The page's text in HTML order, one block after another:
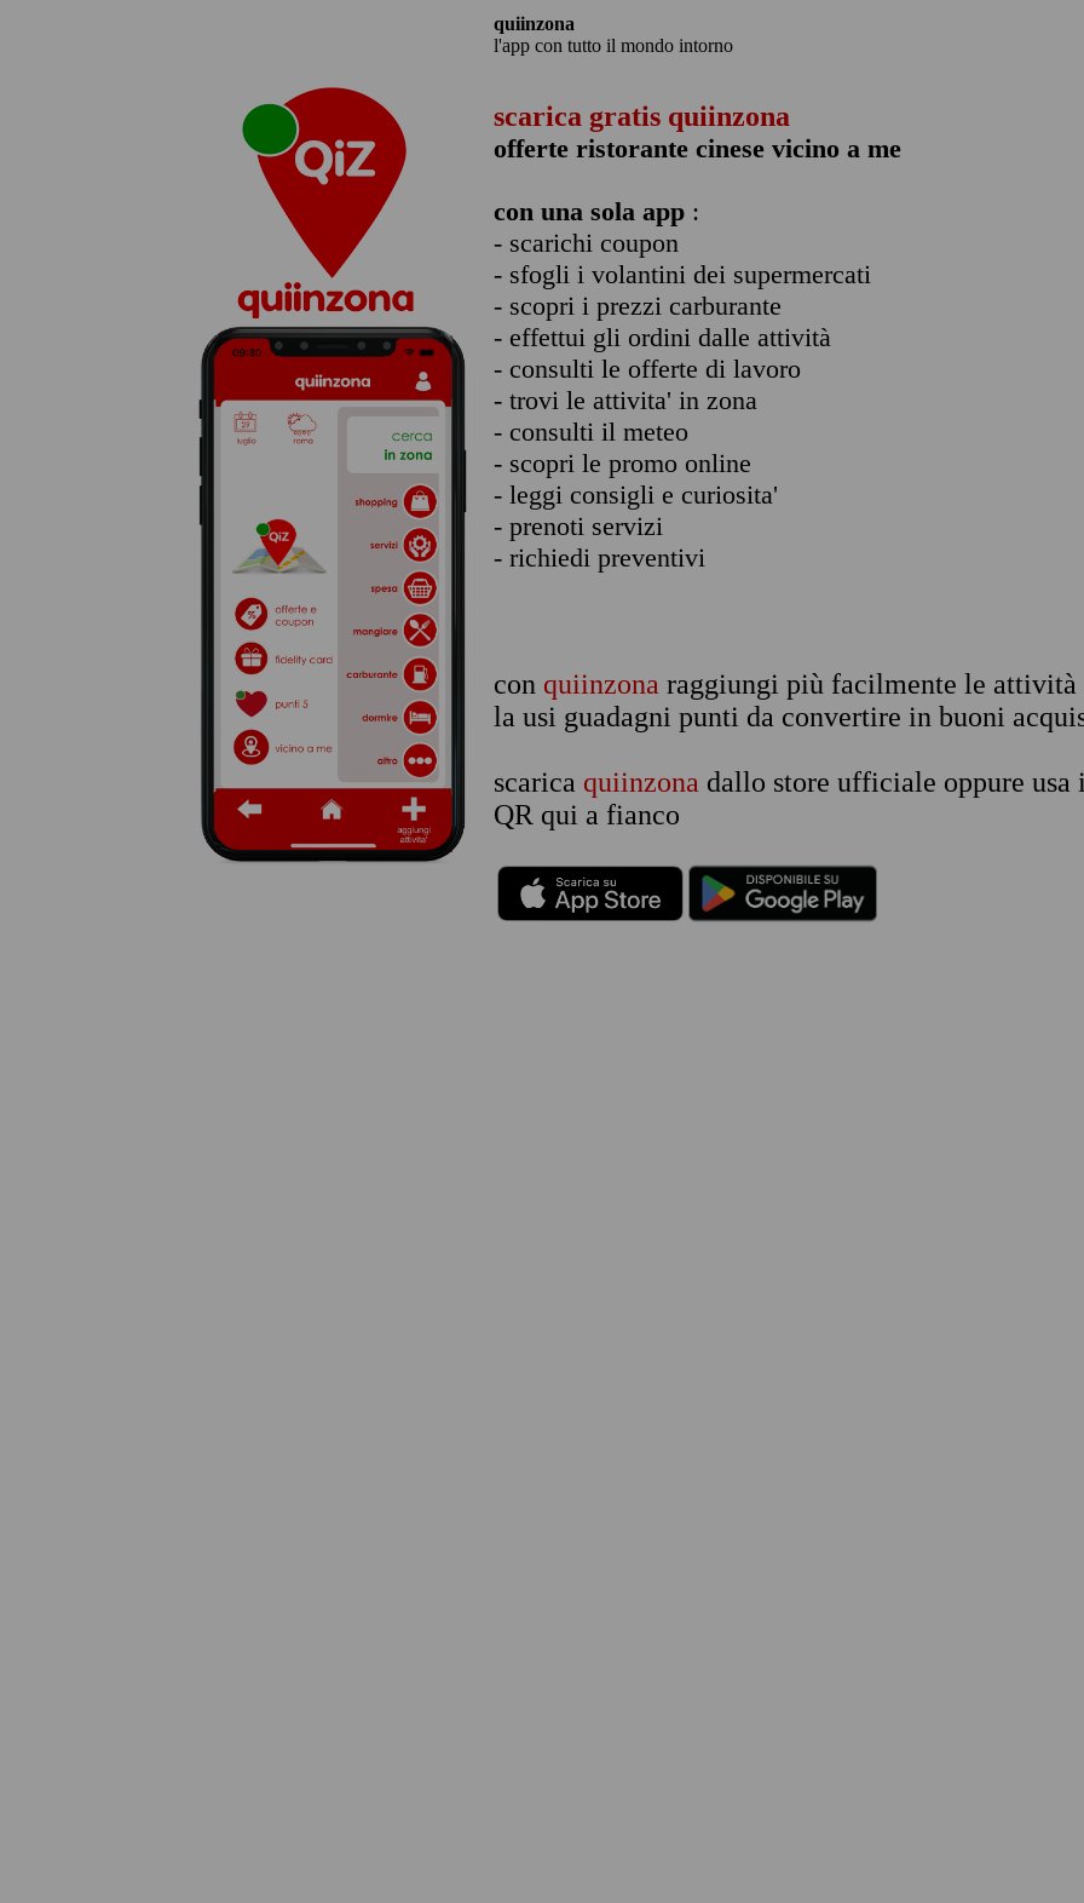
quiinzona
l'app con tutto il mondo intorno
scarica gratis quiinzona
offerte ristorante cinese vicino a me
con una sola app :
- scarichi coupon
- sfogli i volantini dei supermercati
- scopri i prezzi carburante
- effettui gli ordini dalle attività
- consulti le offerte di lavoro
- trovi le attivita' in zona
- consulti il meteo
- scopri le promo online
- leggi consigli e curiosita'
- prenoti servizi
- richiedi preventivi
con quiinzona raggiungi più facilmente le attività
la usi guadagni punti da convertire in buoni
scarica quiinzona dallo store ufficiale oppure usa
QR qui a fianco